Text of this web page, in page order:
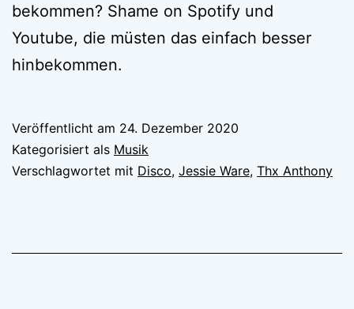
bekommen? Shame on Spotify und
Youtube, die müsten das einfach besser
hinbekommen.
Veröffentlicht am 24. Dezember 2020
Kategorisiert als Musik
Verschlagwortet mit Disco, Jessie Ware, Thx Anthony